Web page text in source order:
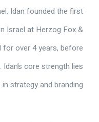
Idan founded the first
Israel at Herzog Fox &
for over 4 years, before
core strength lies
in strategy and branding.